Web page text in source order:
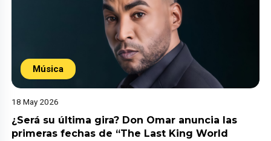
Música
18 May 2026
¿Será su última gira? Don Omar anuncia las
primeras fechas de “The Last King World